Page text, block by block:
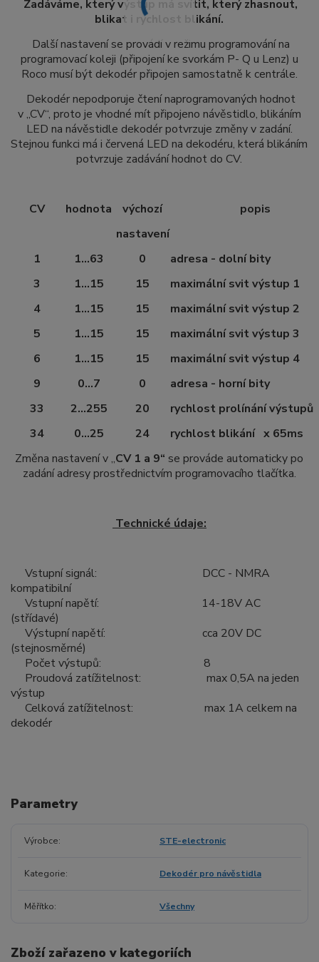
Zadáváme, který výstup má svítit, který zhasnout,
blikat i rychlost blikání.
Další nastavení se provádí v režimu programování na
programovací koleji (připojení ke svorkám P- Q u Lenz) u
Roco musí být dekodér připojen samostatně k centrále.
Dekodér nepodporuje čtení naprogramovaných hodnot
v „CV“, proto je vhodné mít připojeno návěstidlo, blikáním
LED na návěstidle dekodér potvrzuje změny v zadání.
Stejnou funkci má i červená LED na dekodéru, která blikáním
potvrzuje zadávání hodnot do CV.
CV hodnota výchozí
popis
nastavení
1
1…63 0
adresa - dolní bity
3
1…15 15
maximální svit výstup 1
4
1…15 15
maximální svit výstup 2
5
1…15 15
maximální svit výstup 3
6
1…15 15
maximální svit výstup 4
9
0…7 0
adresa - horní bity
33
2…255 20
rychlost prolínání výstupů
34
0…25 24
rychlost blikání x 65ms
Změna nastavení v „CV 1 a 9“ se prováde automaticky po
zadání adresy prostřednictvím programovacího tlačítka.
Technické údaje:
Vstupní signál: DCC - NMRA
kompatibilní
Vstupní napětí: 14-18V AC
(střídavé)
Výstupní napětí: cca 20V DC
(stejnosměrné)
Počet výstupů: 8
Proudová zatížitelnost: max 0,5A na jeden
výstup
Celková zatížitelnost: max 1A celkem na
dekodér
Parametry
Výrobce STE-electronic
Kategorie Dekodér pro návěstidla
Měřítko Všechny
Zboží zařazeno v kategoriích